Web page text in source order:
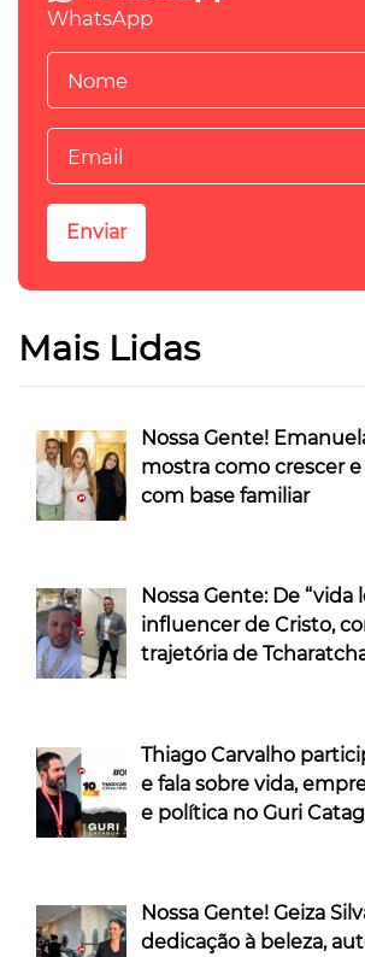
WhatsApp
Mais Lidas
Nossa Gente!
mostra como crescer
com base familiar
Nossa Gente: De “vida
influencer de Cristo,
trajetória de
Thiago Carvalho
e fala sobre vida,
e política no Guri
Nossa Gente! Geiza
dedicação à beleza,